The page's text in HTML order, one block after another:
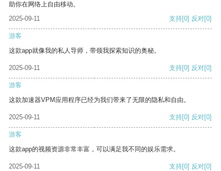
助你在网络上自由移动。
2025-09-11
支持[0] 反对[0]
游客
这款app就像我的私人导师，带领我探索知识的奥秘。
2025-09-11 支持[0] 反对[0]
游客
这款加速器VPM应用程序已经为我们带来了无限的隐私和自由。
2025-09-11 支持[0] 反对[0]
游客
这款app的视频资源非常丰富，可以满足我不同的娱乐需求。
2025-09-11 支持[0] 反对[0]